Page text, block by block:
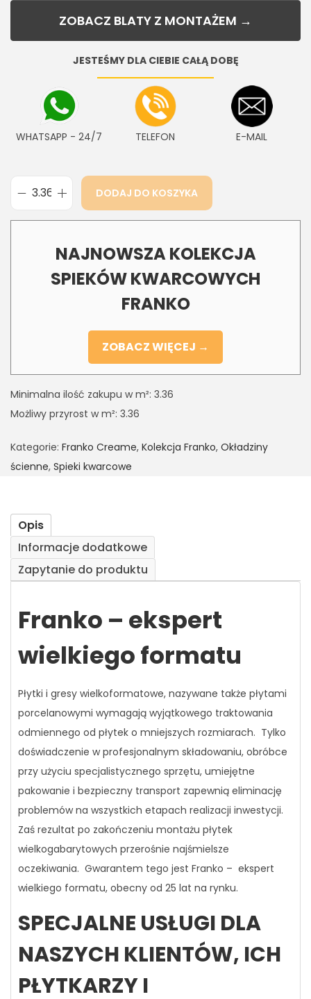
ZOBACZ BLATY Z MONTAŻEM →
JESTEŚMY DLA CIEBIE CAŁĄ DOBĘ
WHATSAPP - 24/7 TELEFON E-MAIL
DODAJ DO KOSZYKA
NAJNOWSZA KOLEKCJA
SPIEKÓW KWARCOWYCH
FRANKO
ZOBACZ WIĘCEJ →
Minimalna ilość zakupu w m²: 3.36
Możliwy przyrost w m²: 3.36
Kategorie: Franko Creame, Kolekcja Franko, Okładziny
ścienne, Spieki kwarcowe
Opis
Informacje dodatkowe
Zapytanie do produktu
Franko – ekspert
wielkiego formatu
Płytki i gresy wielkoformatowe, nazywane także płytami
porcelanowymi wymagają wyjątkowego traktowania
odmiennego od płytek o mniejszych rozmiarach. Tylko
doświadczenie w profesjonalnym składowaniu, obróbce
przy użyciu specjalistycznego sprzętu, umiejętne
pakowanie i bezpieczny transport zapewnią eliminację
problemów na wszystkich etapach realizacji inwestycji.
Zaś rezultat po zakończeniu montażu płytek
wielkogabarytowych przerośnie najśmielsze
oczekiwania. Gwarantem tego jest Franko – ekspert
wielkiego formatu, obecny od 25 lat na rynku.
SPECJALNE USŁUGI DLA
NASZYCH KLIENTÓW, ICH
PŁYTKARZY I